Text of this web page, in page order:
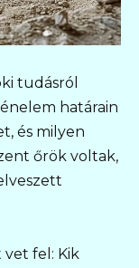
tudásról
határain
és milyen
őrök voltak,
fel: Kik